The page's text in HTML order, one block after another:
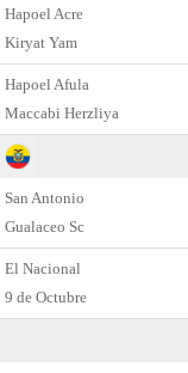
Hapoel Acre
Kiryat Yam
Hapoel Afula
Maccabi Herzliya
San Antonio
Gualaceo Sc
El Nacional
9 de Octubre